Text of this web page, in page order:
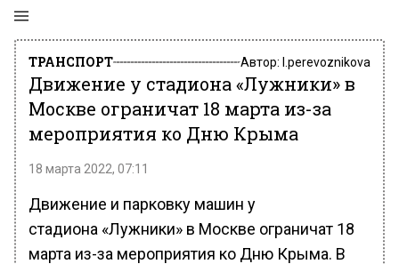
ТРАНСПОРТ Автор: l.perevoznikova
Движение у стадиона «Лужники» в
Москве ограничат 18 марта из-за
мероприятия ко Дню Крыма
18 марта 2022, 07:11
Движение и парковку машин у
стадиона «Лужники» в Москве ограничат 18
марта из-за мероприятия ко Дню Крыма. В